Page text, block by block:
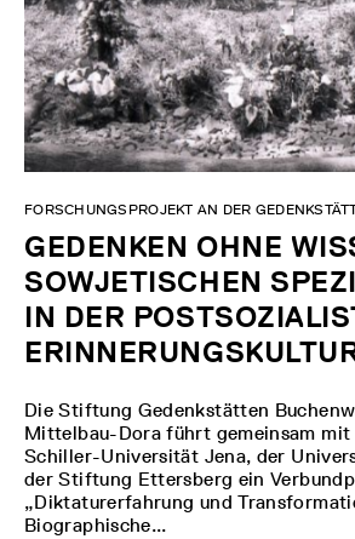
GEDENKEN OHNE
SOWJETISCHEN
IN DER
FORSCHUNGSPROJEKT AN DER
Die Stiftung Gedenkstätten
Mittelbau-Dora führt gemeinsam
Schiller-Universität Jena, der
der Stiftung Ettersberg ein
„Diktaturerfahrung und
Biographische...